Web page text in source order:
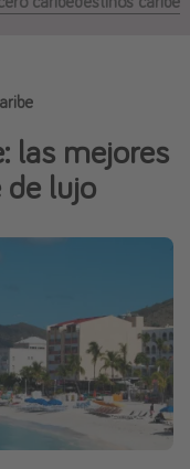
las mejores
de lujo